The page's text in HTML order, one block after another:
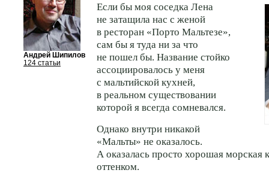
Андрей Шипилов
124 статьи
Если бы моя соседка Лена
не затащила нас с женой
в ресторан «Порто Мальтезе»,
сам бы я туда ни за что
не пошел бы. Название стойко
ассоциировалось у меня
с мальтийской кухней,
в реальном существовании
которой я всегда сомневался.
Однако внутри никакой
«Мальты» не оказалось.
А оказалась просто хорошая морская
оттенком.